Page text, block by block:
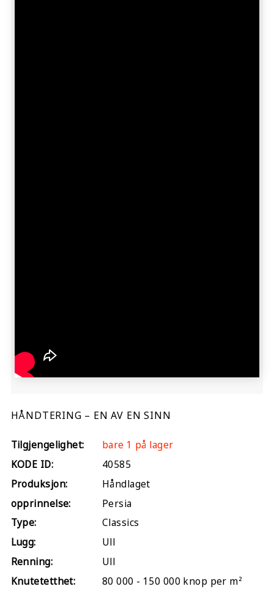
HÅNDTERING – EN AV EN SINN
Tilgjengelighet:
bare 1 på lager
KODE ID:
40585
Produksjon:
Håndlaget
opprinnelse:
Persia
Type:
Classics
Lugg:
Ull
Renning:
Ull
Knutetetthet:
80 000 - 150 000 knop per m²